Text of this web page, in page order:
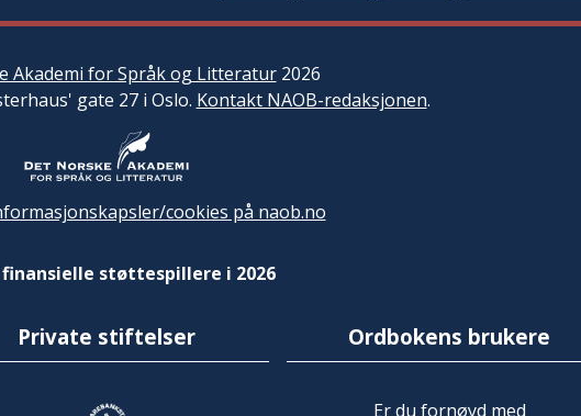
Akademi for Språk og Litteratur2026
gate 27 i Oslo. Kontakt NAOB-redaksjonen.
cookies på naob.no
finansielle støttespillere i 2026
Private stiftelser Ordbokens brukere
Er du fornøyd med